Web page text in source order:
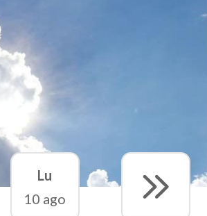
Lu
10 ago